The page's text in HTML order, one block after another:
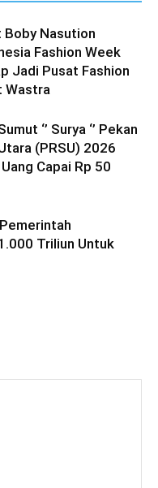
Boby Nasution
Fashion Week
Jadi Pusat Fashion
Wastra
‘’ Surya ‘’ Pekan
(PRSU) 2026
Capai Rp 50
Triliun Untuk